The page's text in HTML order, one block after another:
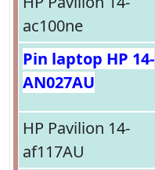
ac100ne
Pin laptop HP 14-
AN027AU
HP Pavilion 14-
af117AU